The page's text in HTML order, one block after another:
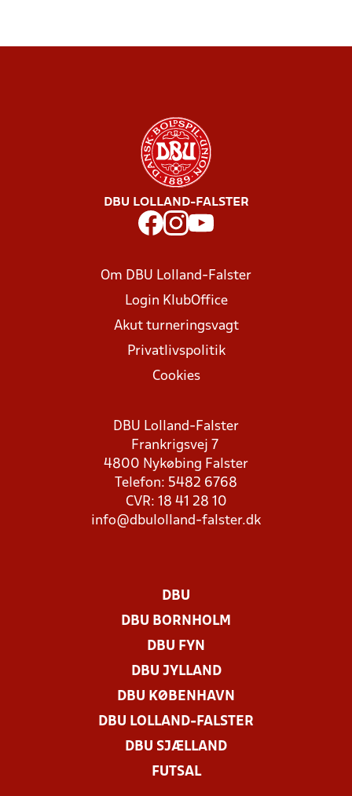
DBU LOLLAND-FALSTER
Om DBU Lolland-Falster
Login KlubOffice
Akut turneringsvagt
Privatlivspolitik
Cookies
DBU Lolland-Falster
Frankrigsvej 7
4800 Nykøbing Falster
Telefon: 5482 6768
CVR: 18 41 28 10
info@dbulolland-falster.dk
DBU
DBU BORNHOLM
DBU FYN
DBU JYLLAND
DBU KØBENHAVN
DBU LOLLAND-FALSTER
DBU SJÆLLAND
FUTSAL